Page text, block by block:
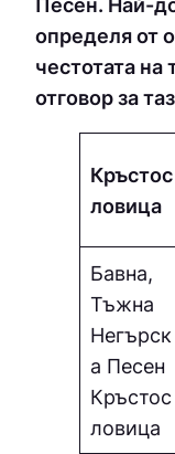
определя от
честотата на
отговор за
Кръстос
ловица
Бавна,
Тъжна
Негърск
а Песен
Кръстос
ловица